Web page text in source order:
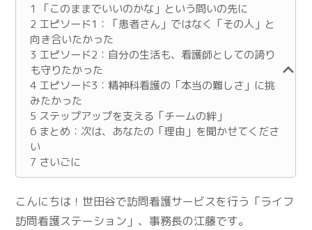
1
「このままでいいのかな」という問いの先に
2 エピソード1：「患者さん」ではなく「その人」と
向き合いたかった
3 エピソード2：自分の生活も、看護師としての誇り
も守りたかった
4 エピソード3：精神科看護の「本当の難しさ」に挑
みたかった
5 ステップアップを支える「チームの絆」
6 まとめ：次は、あなたの「理由」を聞かせてくださ
い
7 さいごに
こんにちは！世田谷で訪問看護サービスを行う「ライフ
訪問看護ステーション」、事務長の江藤です。